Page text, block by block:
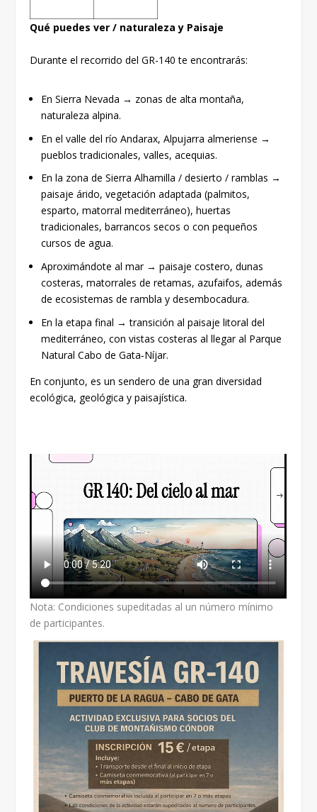
Qué puedes ver / naturaleza y Paisaje
Durante el recorrido del GR-140 te encontrarás:
En Sierra Nevada → zonas de alta montaña,
naturaleza alpina.
En el valle del río Andarax, Alpujarra almeriense →
pueblos tradicionales, valles, acequias.
En la zona de Sierra Alhamilla / desierto / ramblas →
paisaje árido, vegetación adaptada (palmitos,
esparto, matorral mediterráneo), huertas
tradicionales, barrancos secos o con pequeños
cursos de agua.
Aproximándote al mar → paisaje costero, dunas
costeras, matorrales de retamas, azufaifos, además
de ecosistemas de rambla y desembocadura.
En la etapa final → transición al paisaje litoral del
mediterráneo, con vistas costeras al llegar al Parque
Natural Cabo de Gata‑Níjar.
En conjunto, es un sendero de una gran diversidad
ecológica, geológica y paisajística.
Nota: Condiciones supeditadas al un número mínimo
de participantes.